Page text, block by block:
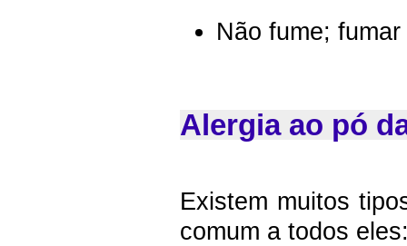
Não fume;
Alergia ao pó
Existem muitos
comum a todos